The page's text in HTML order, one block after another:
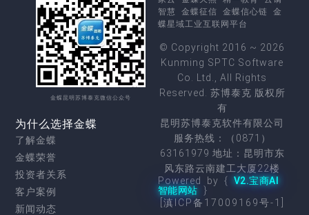
金蝶昆明苏博泰克微信公众号
为什么选择金蝶
了解金蝶
金蝶荣誉
投资者关系
客户案例
新闻动态
智慧
金蝶征信 金蝶信心链
金
蝶星域工业互联网平台
© Copyright 2016 ~ 2026
Kunming SPTC Software
Co. Ltd., All Rights
Reserved. 苏博泰克 版权所
有
昆明苏博泰克软件有限公司
服务热线：（0871）
63161979 地址：昆明市东
风东路云南建工大厦22楼
Powered by { V2.宝商AI
智能网站 }
[滇ICP备17009169号-1]